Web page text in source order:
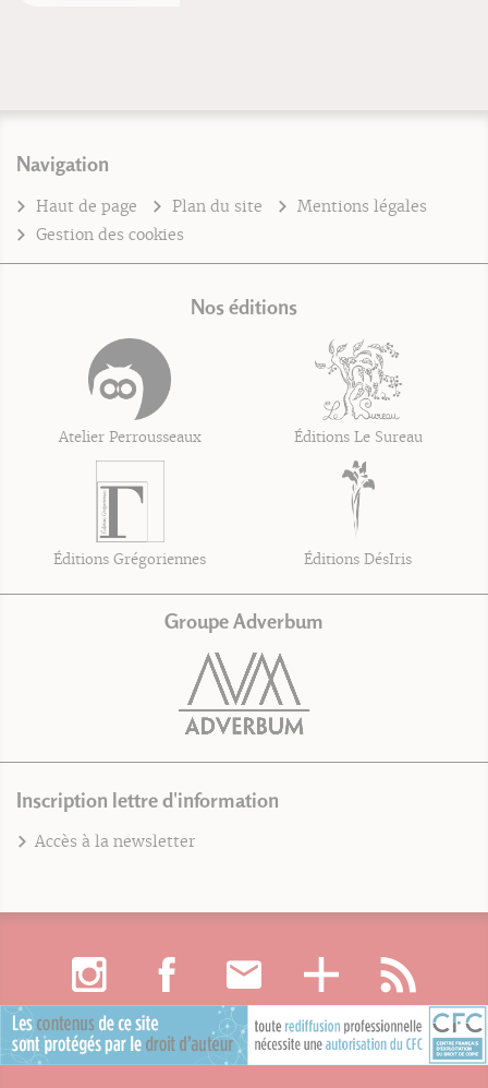
Navigation
Haut de page Plan du site
Mentions légales
Gestion des cookies
Nos éditions
Atelier Perrousseaux Éditions Le Sureau
Éditions Grégoriennes Éditions DésIris
Groupe Adverbum
Inscription lettre d'information
Accès à la newsletter